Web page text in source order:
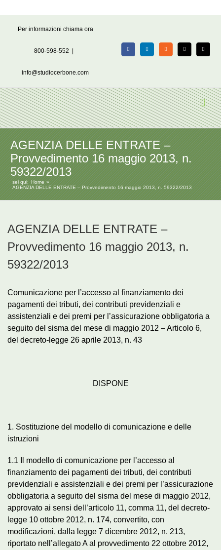
Per informazioni chiama ora
800-598-552
info@studiocerbone.com
FacebookLinkedIn Rss X Email
AGENZIA DELLE ENTRATE –
Provvedimento 16 maggio 2013, n.
59322/2013
sei qui:
Home
AGENZIA DELLE ENTRATE – Provvedimento 16 maggio 2013, n. 59322/2013
AGENZIA DELLE ENTRATE –
Provvedimento 16 maggio 2013, n.
59322/2013
Comunicazione per l’accesso al finanziamento dei
pagamenti dei tributi, dei contributi previdenziali e
assistenziali e dei premi per l’assicurazione obbligatoria a
seguito del sisma del mese di maggio 2012 – Articolo 6,
del decreto-legge 26 aprile 2013, n. 43
DISPONE
1. Sostituzione del modello di comunicazione e delle
istruzioni
1.1 Il modello di comunicazione per l’accesso al
finanziamento dei pagamenti dei tributi, dei contributi
previdenziali e assistenziali e dei premi per l’assicurazione
obbligatoria a seguito del sisma del mese di maggio 2012,
approvato ai sensi dell’articolo 11, comma 11, del decreto-
legge 10 ottobre 2012, n. 174, convertito, con
modificazioni, dalla legge 7 dicembre 2012, n. 213,
riportato nell’allegato A al provvedimento 22 ottobre 2012,